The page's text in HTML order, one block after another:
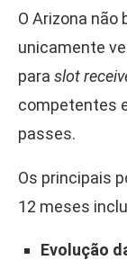
O Arizona
unicamente
para slot
competentes
passes.
Os principais
12 meses
Evolução